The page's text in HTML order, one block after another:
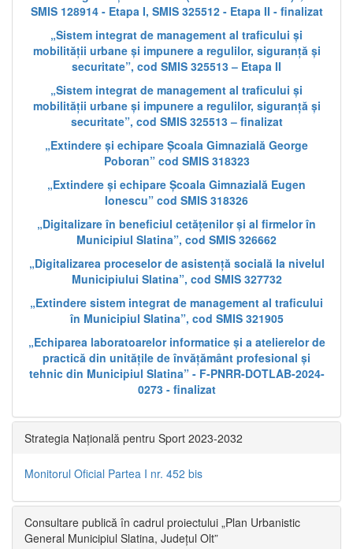
SMIS 128914 - Etapa I, SMIS 325512 - Etapa II - finalizat
„Sistem integrat de management al traficului și
mobilității urbane și impunere a regulilor, siguranță și
securitate”, cod SMIS 325513 – Etapa II
„Sistem integrat de management al traficului și
mobilității urbane și impunere a regulilor, siguranță și
securitate”, cod SMIS 325513 – finalizat
„Extindere și echipare Școala Gimnazială George
Poboran” cod SMIS 318323
„Extindere și echipare Școala Gimnazială Eugen
Ionescu” cod SMIS 318326
„Digitalizare în beneficiul cetățenilor și al firmelor în
Municipiul Slatina”, cod SMIS 326662
„Digitalizarea proceselor de asistență socială la nivelul
Municipiului Slatina”, cod SMIS 327732
„Extindere sistem integrat de management al traficului
în Municipiul Slatina”, cod SMIS 321905
„Echiparea laboratoarelor informatice și a atelierelor de
practică din unitățile de învățământ profesional și
tehnic din Municipiul Slatina” - F-PNRR-DOTLAB-2024-
0273 - finalizat
Strategia Națională pentru Sport 2023-2032
Monitorul Oficial Partea I nr. 452 bis
Consultare publică în cadrul proiectului „Plan Urbanistic
General Municipiul Slatina, Județul Olt”